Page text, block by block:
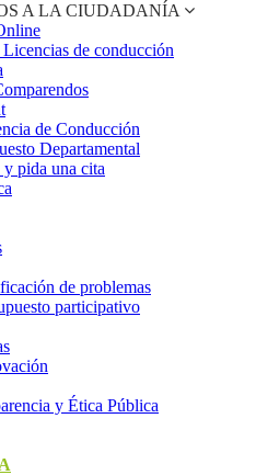
A LA CIUDADANÍA
de conducción
de Conducción
Departamental
y pida una cita
de problemas
participativo​
y Ética Pública